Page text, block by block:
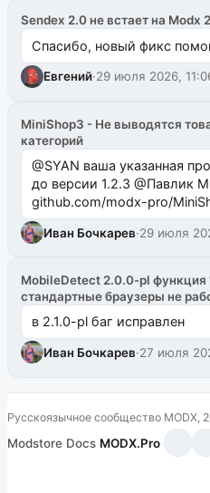
Sendex 2.0 не встает на Modx
Спасибо, новый фикс
Евгений·29 июля 2026,
MiniShop3 - Не выводятся
категорий
@SYAN ваша указанная
до версии 1.2.3 @Павлик
github.com/modx-pro/
github.com/modx-pro/
в б...
Иван Бочкарев·29 июля
MobileDetect 2.0.0-pl функция
стандартные браузеры не
в 2.1.0-pl баг исправлен
Иван Бочкарев·27 июля
Русскоязычное сообщество MODX,
Modstore·Docs·MODX.Pro·